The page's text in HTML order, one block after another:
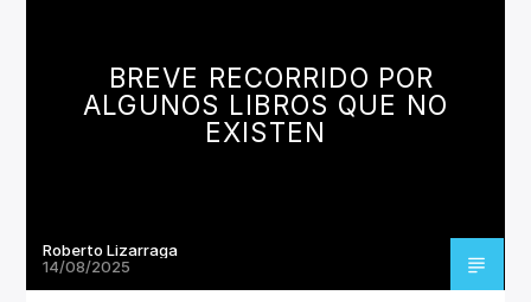
BREVE RECORRIDO POR
ALGUNOS LIBROS QUE NO
EXISTEN
Roberto Lizarraga
14/08/2025